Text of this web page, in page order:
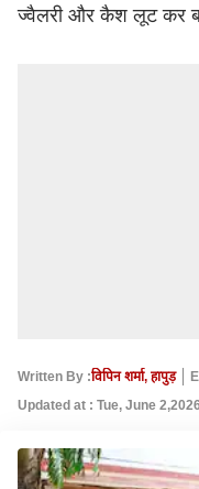
ज्वैलरी और कैश लूट कर
Written By :विपिन शर्मा, हापुड़
Updated at : Tue, June